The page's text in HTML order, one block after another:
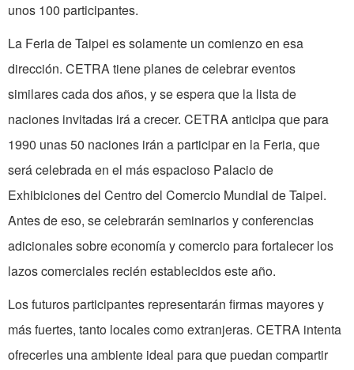
unos 100 participantes.
La Feria de Taipei es solamente un comienzo en esa
dirección. CETRA tiene planes de celebrar eventos
similares cada dos años, y se espera que la lista de
naciones invitadas irá a crecer. CETRA anticipa que para
1990 unas 50 naciones irán a participar en la Feria, que
será celebrada en el más espacioso Palacio de
Exhibiciones del Centro del Comercio Mundial de Taipei.
Antes de eso, se celebrarán seminarios y conferencias
adicionales sobre economía y comercio para fortalecer los
lazos comerciales recién establecidos este año.
Los futuros participantes representarán firmas mayores y
más fuertes, tanto locales como extranjeras. CETRA intenta
ofrecerles una ambiente ideal para que puedan compartir